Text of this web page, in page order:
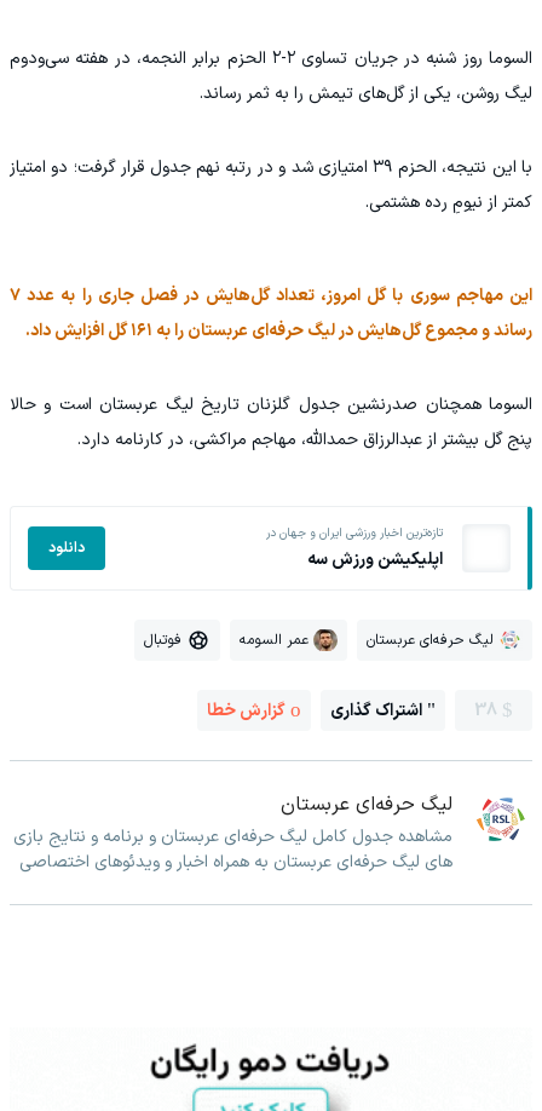
السوما روز شنبه در جریان تساوی ۲-۲ الحزم برابر النجمه، در هفته سی‌ودوم
لیگ روشن، یکی از گل‌های تیمش را به ثمر رساند.
با این نتیجه، الحزم ۳۹ امتیازی شد و در رتبه نهم جدول قرار گرفت؛ دو امتیاز
کمتر از نیومِ رده هشتمی.
این مهاجم سوری با گل امروز، تعداد گل‌هایش در فصل جاری را به عدد ۷
رساند و مجموع گل‌هایش در لیگ حرفه‌ای عربستان را به ۱۶۱ گل افزایش داد.
السوما همچنان صدرنشین جدول گلزنان تاریخ لیگ عربستان است و حالا
پنج گل بیشتر از عبدالرزاق حمدالله، مهاجم مراکشی، در کارنامه دارد.
تازه‌ترین اخبار ورزشی ایران و جهان در
اپلیکیشن ورزش سه دانلود
لیگ حرفه‌ای عربستان عمر السومه فوتبال
38 اشتراک گذاری گزارش خطا
لیگ حرفه‌ای عربستان
مشاهده جدول کامل لیگ حرفه‌ای عربستان و برنامه و نتایج بازی
های لیگ حرفه‌ای عربستان به همراه اخبار و ویدئوهای اختصاصی